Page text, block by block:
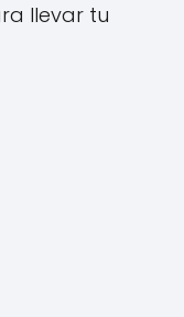
llevar tu